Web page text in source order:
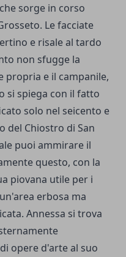
sorge in corso
Le facciate
e risale al tardo
non sfugge la
propria e il campanile,
si spiega con il fatto
solo nel seicento e
del Chiostro di San
puoi ammirare il
questo, con la
piovana utile per i
erbosa ma
Annessa si trova
opere d'arte al suo